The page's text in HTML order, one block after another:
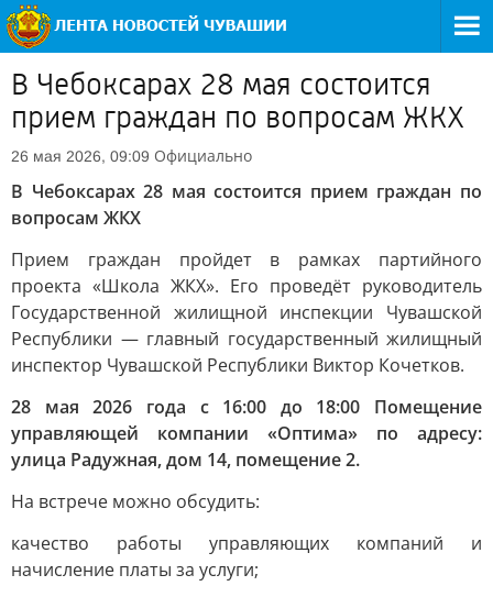
В Чебоксарах 28 мая состоится
прием граждан по вопросам ЖКХ
26 мая 2026, 09:09 Официально
В Чебоксарах 28 мая состоится прием граждан по
вопросам ЖКХ
Прием граждан пройдет в рамках партийного
проекта «Школа ЖКХ». Его проведёт руководитель
Государственной жилищной инспекции Чувашской
Республики — главный государственный жилищный
инспектор Чувашской Республики Виктор Кочетков.
28 мая 2026 года с 16:00 до 18:00 Помещение
управляющей компании «Оптима» по адресу:
улица Радужная, дом 14, помещение 2.
На встрече можно обсудить:
качество работы управляющих компаний и
начисление платы за услуги;